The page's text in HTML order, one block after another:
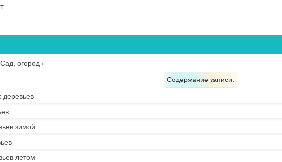
Сад, огород ›
Содержание записи:
деревьев
зимой
летом